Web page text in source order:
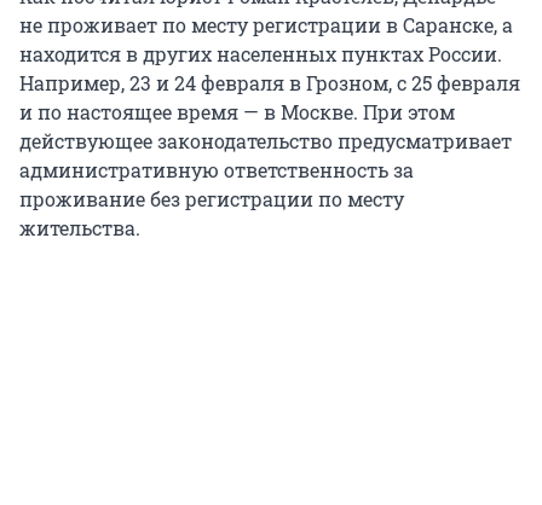
не проживает по месту регистрации в Саранске, а
находится в других населенных пунктах России.
Например, 23 и 24 февраля в Грозном, с 25 февраля
и по настоящее время — в Москве. При этом
действующее законодательство предусматривает
административную ответственность за
проживание без регистрации по месту
жительства.